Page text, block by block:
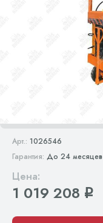
Арт.: 1026546
Гарантия: До 24 месяцев
Цена:
1 019 208 q